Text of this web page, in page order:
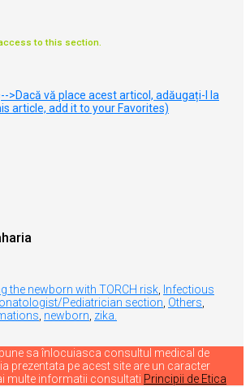
to this section.
-->Dacă vă place acest articol, adăugați-l la
article, add it to your Favorites)
the newborn with TORCH risk, Infectious
Pediatrician section, Others,
, newborn, zika.
sa înlocuiasca consultul medical de
prezentata pe acest site are un caracter
multe informatii consultati Principii de Etica